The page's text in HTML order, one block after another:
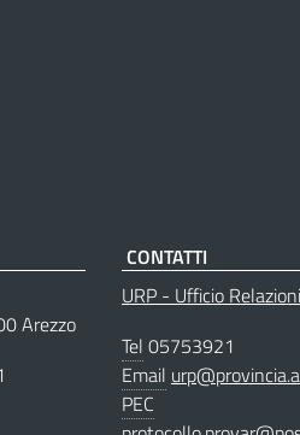
Arezzo
CONTATTI
URP - Ufficio
Tel 05753921
Email
PEC